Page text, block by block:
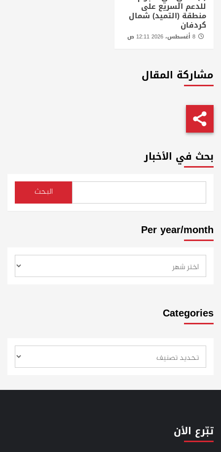
للدعم السريع على
منطقة (التميد) شمال
كردفان
مشاركة المقال
بحث في الأخبار
البحث
Per year/month
Categories
تبّرع الأن